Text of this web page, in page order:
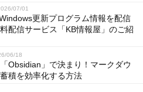
07/01
更新プログラム情報を配信
配信サービス「KB情報屋」のご紹
06/18
Obsidian」で決まり！マークダウ
積を効率化する方法